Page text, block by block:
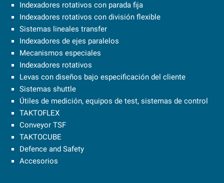
Indexadores rotativos con parada fija
Indexadores rotativos con división flexible
Sistemas lineales transfer
Indexadores de ejes paralelos
Mecanismos especiales
Indexadores rotativos
Levas con diseños bajo especificación del cliente
Sistemas shuttle
Útiles de medición, equipos de test, sistemas de control
TAKTOFLEX
Conveyor TSF
TAKTOCUBE
Defence and Safety
Accesorios